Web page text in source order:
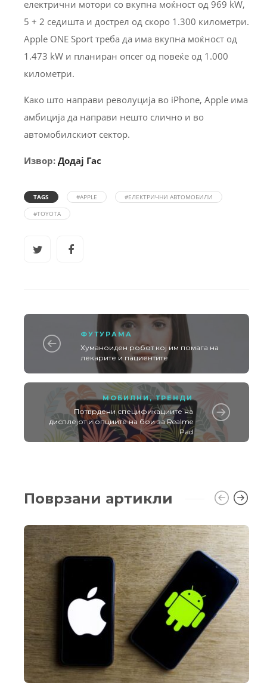
електрични мотори со вкупна моќност од 969 kW,
5 + 2 седишта и дострел од скоро 1.300 километри.
Apple ONE Sport треба да има вкупна моќност од
1.473 kW и планиран опсег од повеќе од 1.000
километри.
Како што направи револуција во iPhone, Apple има
амбиција да направи нешто слично и во
автомобилскиот сектор.
Извор: Додај Гас
TAGS #APPLE
#ЕЛЕКТРИЧНИ АВТОМОБИЛИ
#TOYOTA
ФУТУРАМА
Хуманоиден робот кој им помага на
лекарите и пациентите
МОБИЛНИ,ТРЕНДИ
Потврдени спецификациите на
дисплејот и опциите на бои за Realme
Pad
Поврзани артикли